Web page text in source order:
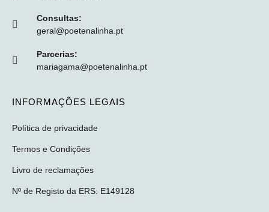
Consultas:
geral@poetenalinha.pt
Parcerias:
mariagama@poetenalinha.pt
INFORMAÇÕES LEGAIS
Política de privacidade
Termos e Condições
Livro de reclamações
Nº de Registo da ERS: E149128